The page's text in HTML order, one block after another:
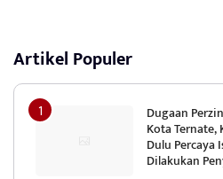
Artikel Populer
Dugaan
Kota Ternate,
Dulu Percaya
Dilakukan